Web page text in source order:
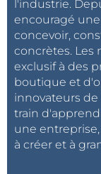
gauche à
ultrasons
illustre la
Measuring
Sur l'écran, le
vert, avec des
objets détectés
l'industrie.
encouragé
concevoir,
concrètes. Les
exclusif à des
boutique et
innovateurs de
train
une
à créer et à